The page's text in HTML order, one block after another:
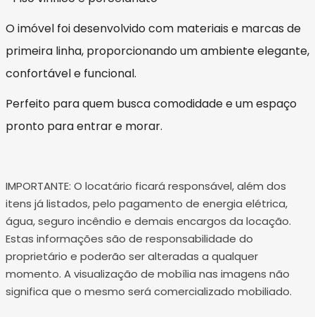
O imóvel foi desenvolvido com materiais e marcas de
primeira linha, proporcionando um ambiente elegante,
confortável e funcional.
Perfeito para quem busca comodidade e um espaço
pronto para entrar e morar.
IMPORTANTE: O locatário ficará responsável, além dos
itens já listados, pelo pagamento de energia elétrica,
água, seguro incêndio e demais encargos da locação.
Estas informações são de responsabilidade do
proprietário e poderão ser alteradas a qualquer
momento. A visualização de mobília nas imagens não
significa que o mesmo será comercializado mobiliado.